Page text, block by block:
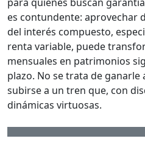
es contundente: aprovechar
del interés compuesto,
renta variable, puede
mensuales en patrimonios
plazo. No se trata de ganarle
subirse a un tren que, con
dinámicas virtuosas.